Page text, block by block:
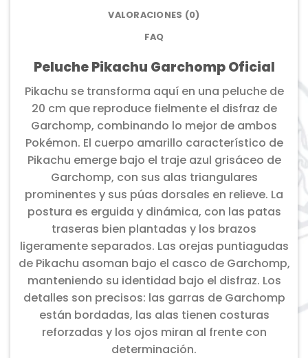
VALORACIONES (0)
FAQ
Peluche Pikachu Garchomp Oficial
Pikachu se transforma aquí en una peluche de
20 cm que reproduce fielmente el disfraz de
Garchomp, combinando lo mejor de ambos
Pokémon. El cuerpo amarillo característico de
Pikachu emerge bajo el traje azul grisáceo de
Garchomp, con sus alas triangulares
prominentes y sus púas dorsales en relieve. La
postura es erguida y dinámica, con las patas
traseras bien plantadas y los brazos
ligeramente separados. Las orejas puntiagudas
de Pikachu asoman bajo el casco de Garchomp,
manteniendo su identidad bajo el disfraz. Los
detalles son precisos: las garras de Garchomp
están bordadas, las alas tienen costuras
reforzadas y los ojos miran al frente con
determinación.